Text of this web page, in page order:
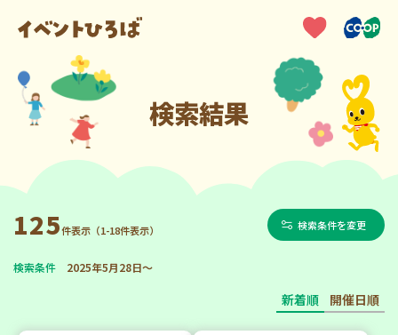
検索結果
125件表示（1-18件表示） 検索条件を変更
検索条件 2025年5月28日～
新着順 開催日順